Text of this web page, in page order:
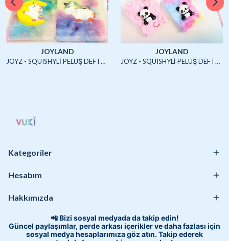
JOYLAND
JOYZ - SQUISHYLİ PELUŞ DEFTER A5 (UNICORN2)-4/S
JOYLAND
JOYZ - SQUISHYLİ PELUŞ DEFTER A5 (HAYVANLAR)-4/S
Kategoriler
Hesabım
Hakkımızda
📲 Bizi sosyal medyada da takip edin!
Güncel paylaşımlar, perde arkası içerikler ve daha fazlası için
sosyal medya hesaplarımıza göz atın. Takip ederek